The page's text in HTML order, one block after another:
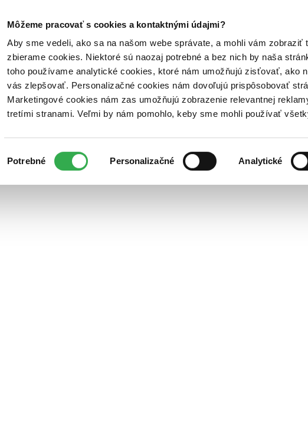
Môžeme pracovať s cookies a kontaktnými údajmi?
Aby sme vedeli, ako sa na našom webe správate, a mohli vám zobraziť
zbierame cookies. Niektoré sú naozaj potrebné a bez nich by naša
toho používame analytické cookies, ktoré nám umožňujú zisťovať, ako
vás zlepšovať. Personalizačné cookies nám dovoľujú prispôsobovať
Marketingové cookies nám zas umožňujú zobrazenie relevantnej
tretími stranami. Veľmi by nám pomohlo, keby sme mohli používať
súhlasu
Potrebné Personalizačné Analytické
Poukážky Kontakt